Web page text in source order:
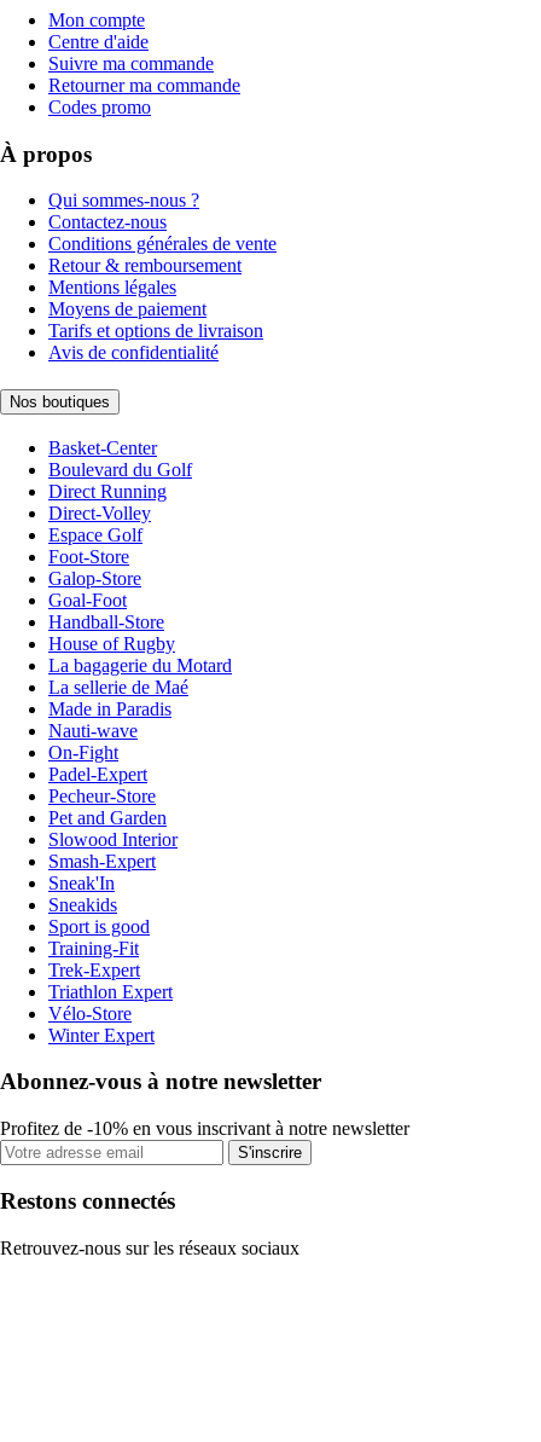
Mon compte
Centre d'aide
Suivre ma commande
Retourner ma commande
Codes promo
À propos
Qui sommes-nous ?
Contactez-nous
Conditions générales de vente
Retour & remboursement
Mentions légales
Moyens de paiement
Tarifs et options de livraison
Avis de confidentialité
Nos boutiques
Basket-Center
Boulevard du Golf
Direct Running
Direct-Volley
Espace Golf
Foot-Store
Galop-Store
Goal-Foot
Handball-Store
House of Rugby
La bagagerie du Motard
La sellerie de Maé
Made in Paradis
Nauti-wave
On-Fight
Padel-Expert
Pecheur-Store
Pet and Garden
Slowood Interior
Smash-Expert
Sneak'In
Sneakids
Sport is good
Training-Fit
Trek-Expert
Triathlon Expert
Vélo-Store
Winter Expert
Abonnez-vous à notre newsletter
Profitez de -10% en vous inscrivant à notre newsletter
S'inscrire
Restons connectés
Retrouvez-nous sur les réseaux sociaux